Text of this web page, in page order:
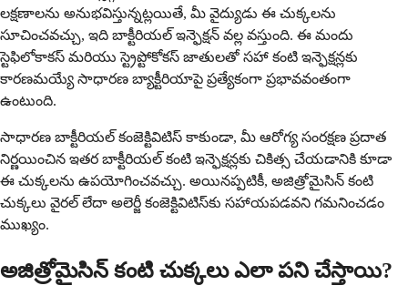
లక్షణాలను అనుభవిస్తున్నట్లయితే, మీ వైద్యుడు ఈ చుక్కలను
సూచించవచ్చు, ఇది బాక్టీరియల్ ఇన్ఫెక్షన్ వల్ల వస్తుంది. ఈ మందు
స్టెఫిలోకాకస్ మరియు స్ట్రెప్టోకోకస్ జాతులతో సహా కంటి ఇన్ఫెక్షన్లకు
కారణమయ్యే సాధారణ బ్యాక్టీరియాపై ప్రత్యేకంగా ప్రభావవంతంగా
ఉంటుంది.
సాధారణ బాక్టీరియల్ కంజెక్టివిటిస్ కాకుండా, మీ ఆరోగ్య సంరక్షణ ప్రదాత
నిర్ణయించిన ఇతర బాక్టీరియల్ కంటి ఇన్ఫెక్షన్లకు చికిత్స చేయడానికి కూడా
ఈ చుక్కలను ఉపయోగించవచ్చు. అయినప్పటికీ, అజిత్రోమైసిన్ కంటి
చుక్కలు వైరల్ లేదా అలెర్జీ కంజెక్టివిటిస్‌కు సహాయపడవని గమనించడం
ముఖ్యం.
అజిత్రోమైసిన్ కంటి చుక్కలు ఎలా పని చేస్తాయి?